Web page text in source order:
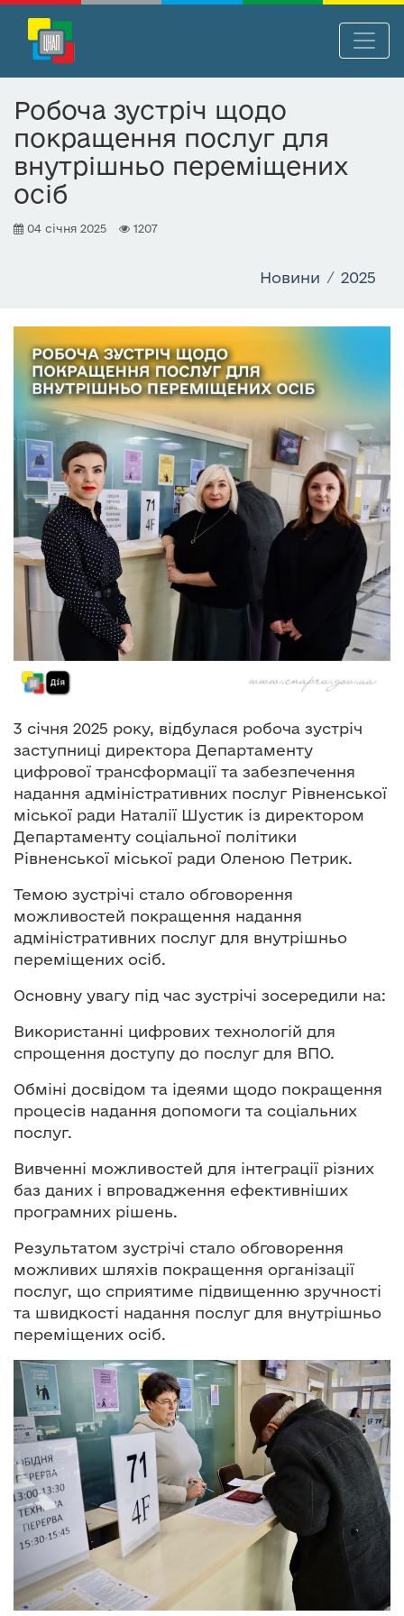
е
й
и
д
о
в
н
о
в
м
у
Новини 2025
Робоча зустріч щодо
покращення послуг для
внутрішньо переміщених
осіб
04 січня 2025 1207
3 січня 2025 року, відбулася робоча зустріч
заступниці директора Департаменту
цифрової трансформації та забезпечення
надання адміністративних послуг Рівненської
міської ради Наталії Шустик із директором
Департаменту соціальної політики
Рівненської міської ради Оленою Петрик.
Темою зустрічі стало обговорення
можливостей покращення надання
адміністративних послуг для внутрішньо
переміщених осіб.
Основну увагу під час зустрічі зосередили на:
Використанні цифрових технологій для
спрощення доступу до послуг для ВПО.
Обміні досвідом та ідеями щодо покращення
процесів надання допомоги та соціальних
послуг.
Вивченні можливостей для інтеграції різних
баз даних і впровадження ефективніших
програмних рішень.
Результатом зустрічі стало обговорення
можливих шляхів покращення організації
послуг, що сприятиме підвищенню зручності
та швидкості надання послуг для внутрішньо
переміщених осіб.